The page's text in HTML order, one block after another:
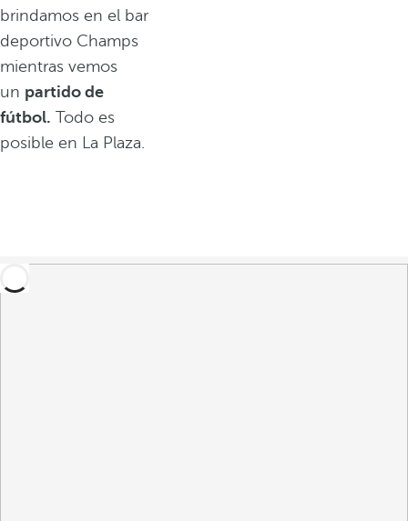
brindamos en el bar
deportivo Champs
mientras vemos
un partido de
fútbol. Todo es
posible en La Plaza.